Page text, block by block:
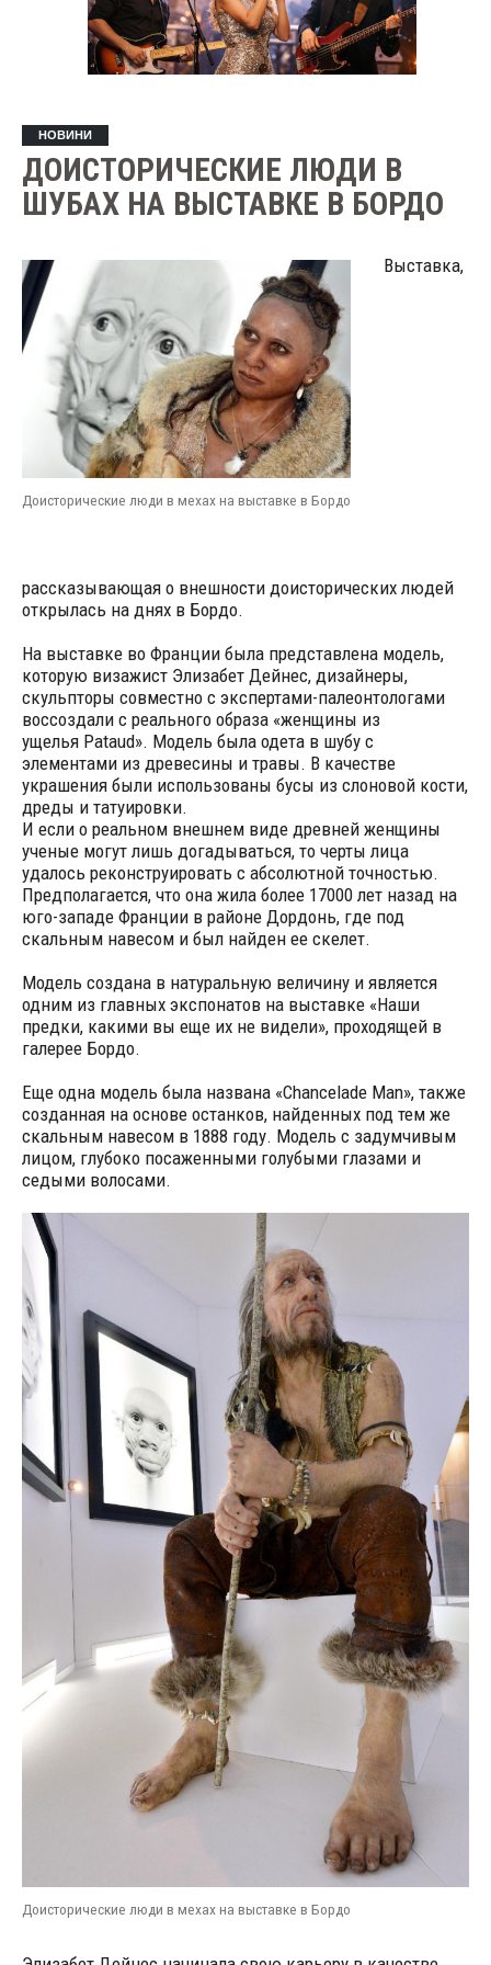
НОВИНИ
ДОИСТОРИЧЕСКИЕ ЛЮДИ В
ШУБАХ НА ВЫСТАВКЕ В БОРДО
Доисторические люди в мехах на выставке в Бордо
Выставка,
рассказывающая о внешности доисторических людей
открылась на днях в Бордо.
На выставке во Франции была представлена модель,
которую визажист Элизабет Дейнес, дизайнеры,
скульпторы совместно с экспертами-палеонтологами
воссоздали с реального образа «женщины из
ущелья Pataud». Модель была одета в шубу с
элементами из древесины и травы. В качестве
украшения были использованы бусы из слоновой кости,
дреды и татуировки.
И если о реальном внешнем виде древней женщины
ученые могут лишь догадываться, то черты лица
удалось реконструировать с абсолютной точностью.
Предполагается, что она жила более 17000 лет назад на
юго-западе Франции в районе Дордонь, где под
скальным навесом и был найден ее скелет.
Модель создана в натуральную величину и является
одним из главных экспонатов на выставке «Наши
предки, какими вы еще их не видели», проходящей в
галерее Бордо.
Еще одна модель была названа «Chancelade Man», также
созданная на основе останков, найденных под тем же
скальным навесом в 1888 году. Модель с задумчивым
лицом, глубоко посаженными голубыми глазами и
седыми волосами.
Доисторические люди в мехах на выставке в Бордо